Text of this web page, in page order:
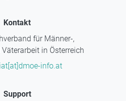
Kontakt
für Männer-,
in Österreich
info.at
Support